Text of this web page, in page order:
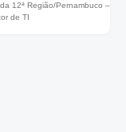
12ª Região/Pernambuco –
de TI